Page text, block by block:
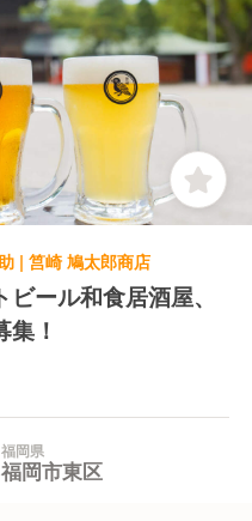
| 筥崎 鳩太郎商店
ール和食居酒屋、
！
福岡県
福岡市東区